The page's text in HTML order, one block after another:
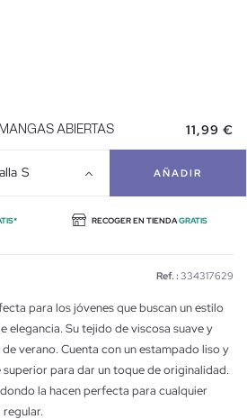
ABIERTAS 11,99 €
S AÑADIR
RECOGER EN TIENDAGRATIS
Ref. : 334317629
para los jóvenes que buscan un estilo
elegancia. Su tejido de viscosa suave y
verano. Cuenta con un estampado liso y
para dar un toque de originalidad.
la hacen perfecta para cualquier
regular.